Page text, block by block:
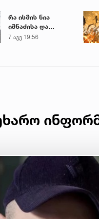
რა ისმის ნია
იმნაძისა და
მამამისის ფარული
7 აგვ 19:56